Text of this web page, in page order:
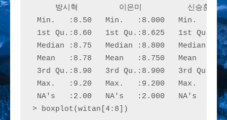
방시혁         이은미          신승훈
Min.   :8.50   Min.   :8.000   Min.
1st Qu.:8.60   1st Qu.:8.625   1st
Median :8.75   Median :8.800   Median
Mean   :8.78   Mean   :8.750   Mean
3rd Qu.:8.90   3rd Qu.:8.900   3rd
Max.   :9.20   Max.   :9.200   Max.
NA's   :2.00   NA's   :2.000   NA's
> boxplot(witan[4:8])